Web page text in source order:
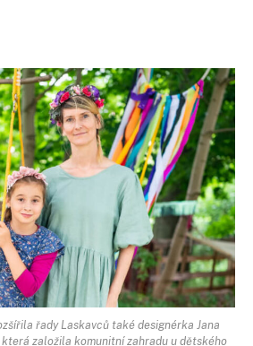
řady Laskavců také designérka Jana
založila komunitní zahradu u dětského